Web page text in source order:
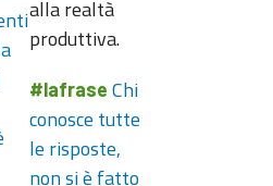
alla realtà
produttiva.
#lafrase Chi
conosce tutte
le risposte,
non si è fatto